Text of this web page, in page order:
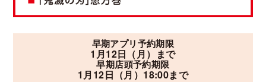
早期アプリ予約期限
1月12日（月） まで
早期店頭予約期限
1月12日（月） 18:00まで